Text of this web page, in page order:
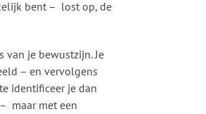
bent – lost op, de
je bewustzijn. Je
– en vervolgens
identificeer je dan
maar met een